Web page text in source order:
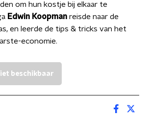
om hun kostje bij elkaar te
Edwin Koopman reisde naar de
en leerde de tips & tricks van het
economie.
beschikbaar